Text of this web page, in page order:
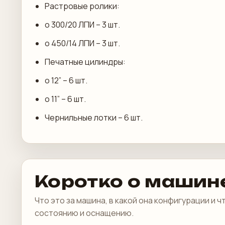
Растровые ролики:
o 300/20 ЛПИ – 3 шт.
o 450/14 ЛПИ – 3 шт.
Печатные цилиндры:
о 12” – 6 шт.
о 11” – 6 шт.
Чернильные лотки – 6 шт.
Коротко о
Что это за машина, в какой она конфигурации и
состоянию и оснащению.